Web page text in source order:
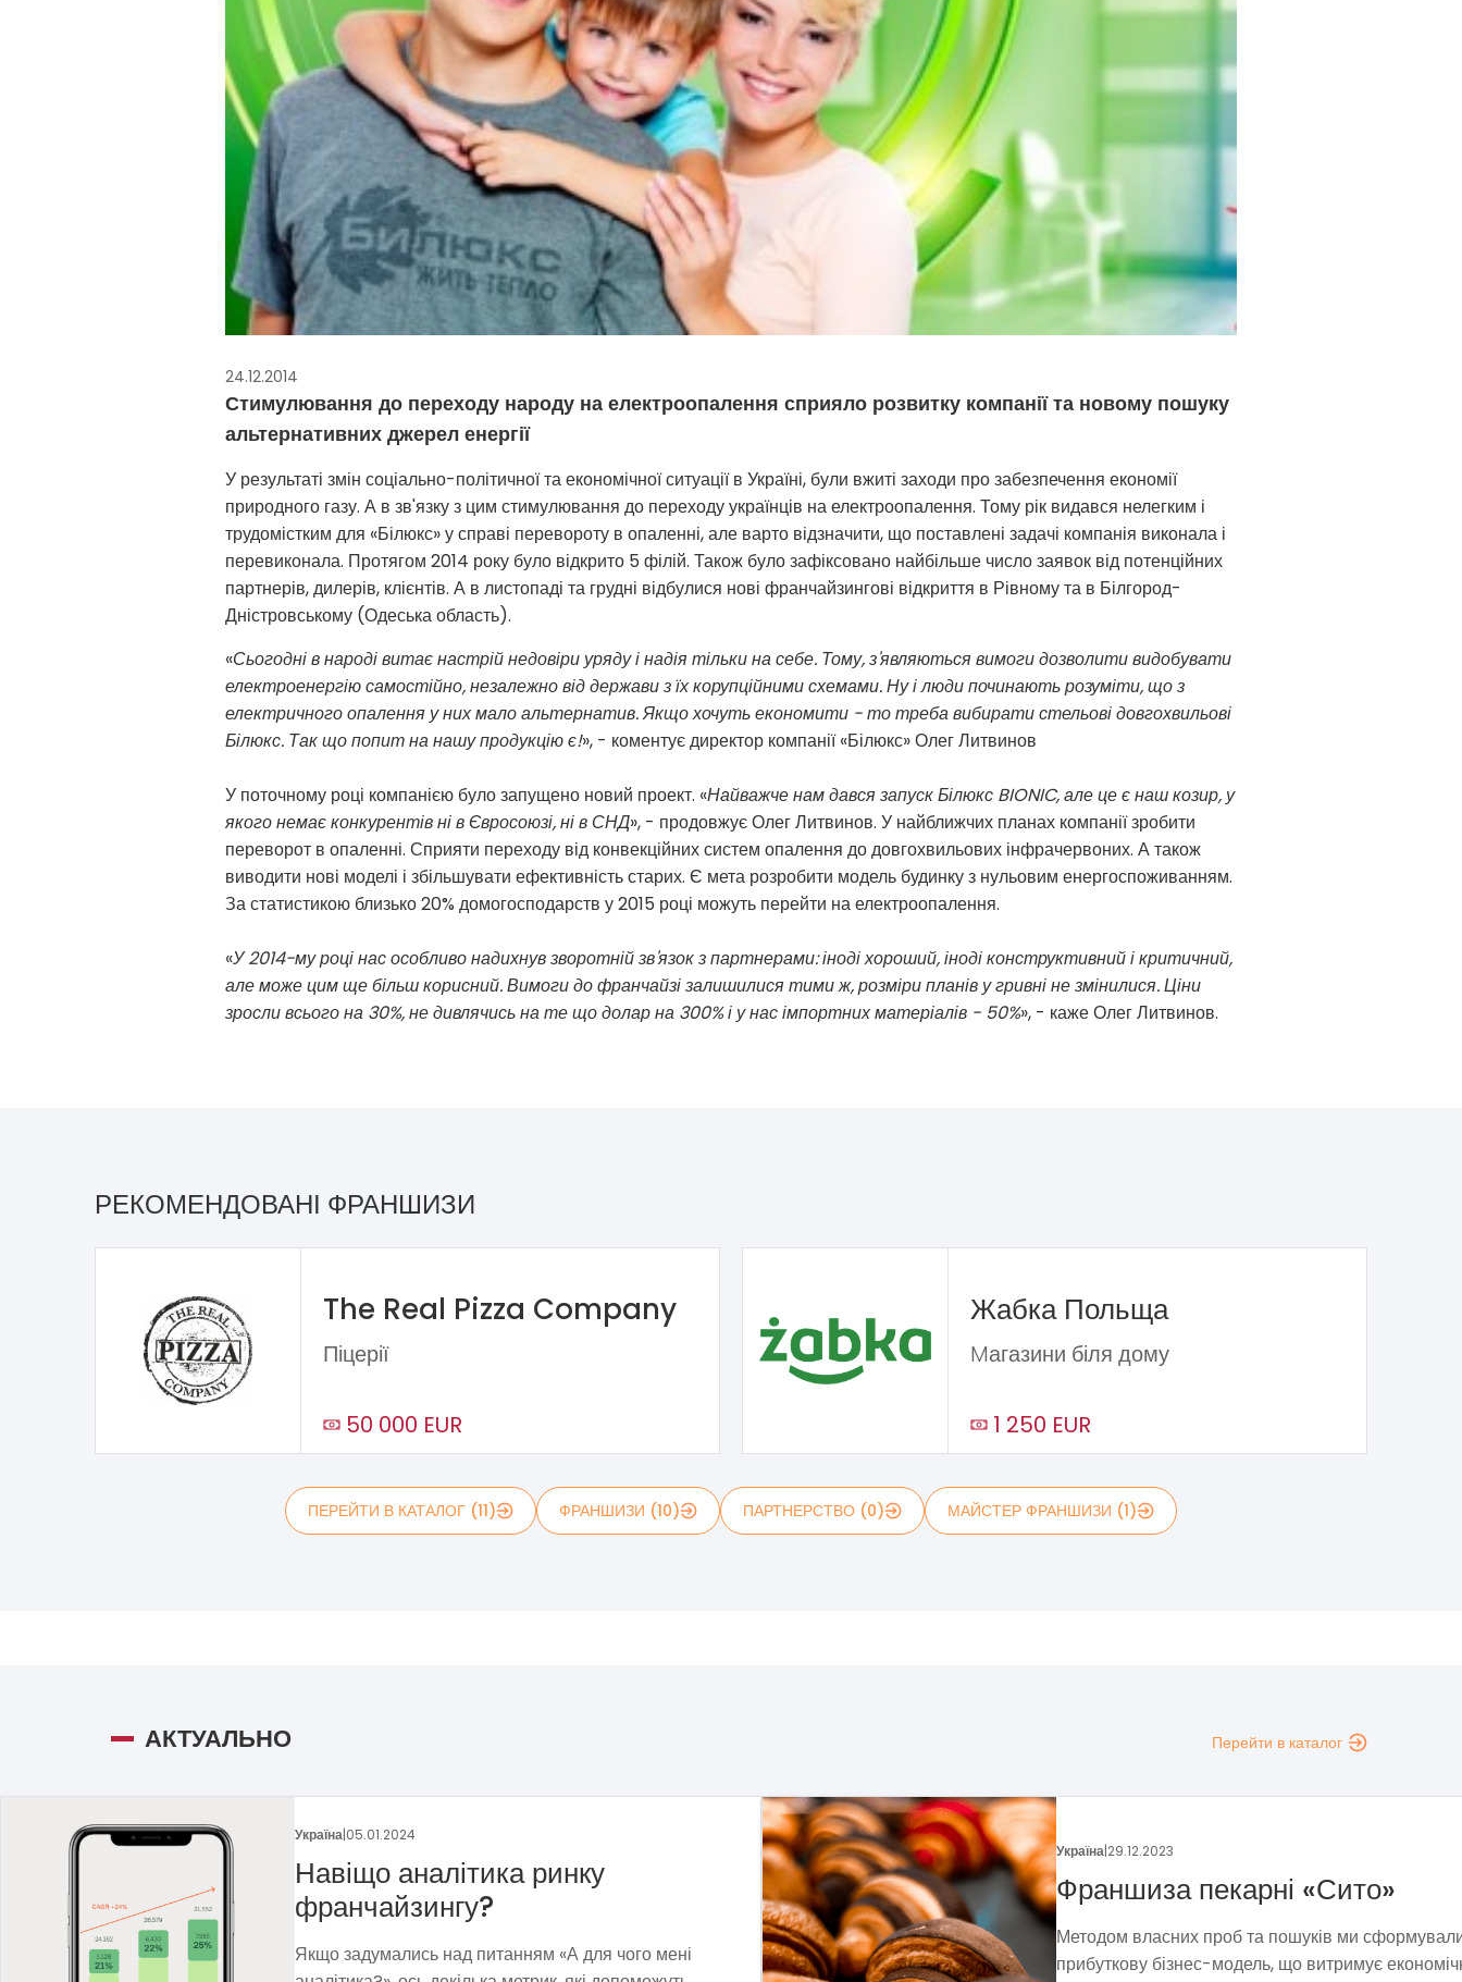
24.12.2014
Стимулювання до переходу народу на електроопалення сприяло розвитку компанії та новому пошуку
альтернативних джерел енергії
У результаті змін соціально-політичної та економічної ситуації в Україні, були вжиті заходи про забезпечення економії
природного газу. А в зв'язку з цим стимулювання до переходу українців на електроопалення. Тому рік видався нелегким і
трудомістким для «Білюкс» у справі перевороту в опаленні, але варто відзначити, що поставлені задачі компанія виконала і
перевиконала. Протягом 2014 року було відкрито 5 філій. Також було зафіксовано найбільше число заявок від потенційних
партнерів, дилерів, клієнтів. А в листопаді та грудні відбулися нові франчайзингові відкриття в Рівному та в Білгород-
Дністровському (Одеська область).
«Сьогодні в народі витає настрій недовіри уряду і надія тільки на себе. Тому, з'являються вимоги дозволити видобувати
електроенергію самостійно, незалежно від держави з їх корупційними схемами. Ну і люди починають розуміти, що з
електричного опалення у них мало альтернатив. Якщо хочуть економити - то треба вибирати стельові довгохвильові
Білюкс. Так що попит на нашу продукцію є!», - коментує директор компанії «Білюкс» Олег Литвинов
У поточному році компанією було запущено новий проект. «Найважче нам дався запуск Білюкс BIONIC, але це є наш козир, у
якого немає конкурентів ні в Євросоюзі, ні в СНД», - продовжує Олег Литвинов. У найближчих планах компанії зробити
переворот в опаленні. Сприяти переходу від конвекційних систем опалення до довгохвильових інфрачервоних. А також
виводити нові моделі і збільшувати ефективність старих. Є мета розробити модель будинку з нульовим енергоспоживанням.
За статистикою близько 20% домогосподарств у 2015 році можуть перейти на електроопалення.
«У 2014-му році нас особливо надихнув зворотній зв'язок з партнерами: іноді хороший, іноді конструктивний і критичний,
але може цим ще більш корисний. Вимоги до франчайзі залишилися тими ж, розміри планів у гривні не змінилися. Ціни
зросли всього на 30%, не дивлячись на те що долар на 300% і у нас імпортних матеріалів - 50%», - каже Олег Литвинов.
РЕКОМЕНДОВАНІ ФРАНШИЗИ
The Real Pizza Company
Піцерії
50 000 EUR
Жабка Польща
Mагазини біля дому
1 250 EUR
ПЕРЕЙТИ В КАТАЛОГ (11) ФРАНШИЗИ (10) ПАРТНЕРСТВО (0) МАЙСТЕР ФРАНШИЗИ (1)
АКТУАЛЬНО Перейти в каталог
Франшиза пекарні «Сито»
прибуткову бізнес-модель, що витримує економічну
Україна|13.12.2023
«М`ясторія» в Івано-
Влітку 2023 року «М`ясторія» оголосила про
старт продажу франшизи, а 11 листопада вже